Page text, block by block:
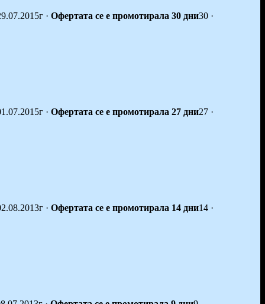
· Офертата се е промотирала 30 дни30 ·
· Офертата се е промотирала 27 дни27 ·
· Офертата се е промотирала 14 дни14 ·